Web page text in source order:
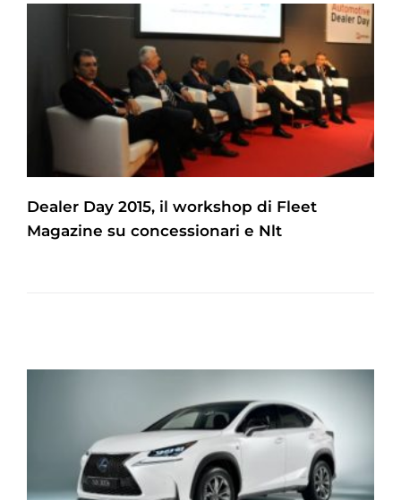
Dealer Day 2015, il workshop di Fleet
Magazine su concessionari e Nlt